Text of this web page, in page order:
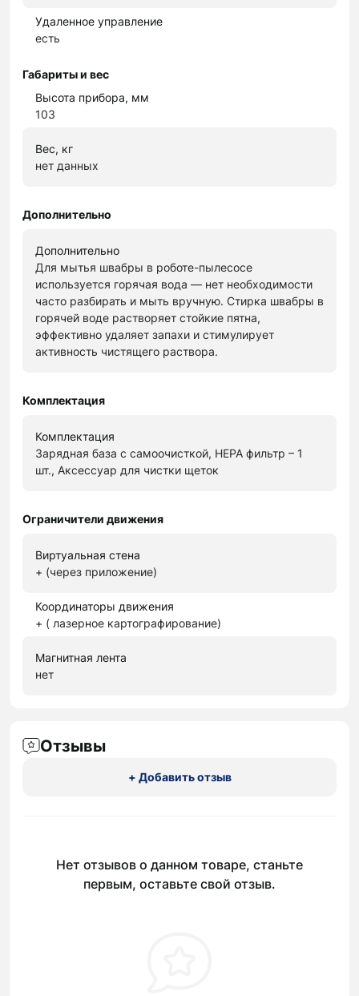
Удаленное управление
есть
Габариты и вес
Высота прибора, мм
103
Вес, кг
нет данных
Дополнительно
Дополнительно
Для мытья швабры в роботе-пылесосе
используется горячая вода — нет необходимости
часто разбирать и мыть вручную. Стирка швабры в
горячей воде растворяет стойкие пятна,
эффективно удаляет запахи и стимулирует
активность чистящего раствора.
Комплектация
Комплектация
Зарядная база с самоочисткой, HEPA фильтр – 1
шт., Аксессуар для чистки щеток
Ограничители движения
Виртуальная стена
+ (через приложение)
Координаторы движения
+ ( лазерное картографирование)
Магнитная лента
нет
Отзывы
+ Добавить отзыв
Нет отзывов о данном товаре, станьте
первым, оставьте свой отзыв.